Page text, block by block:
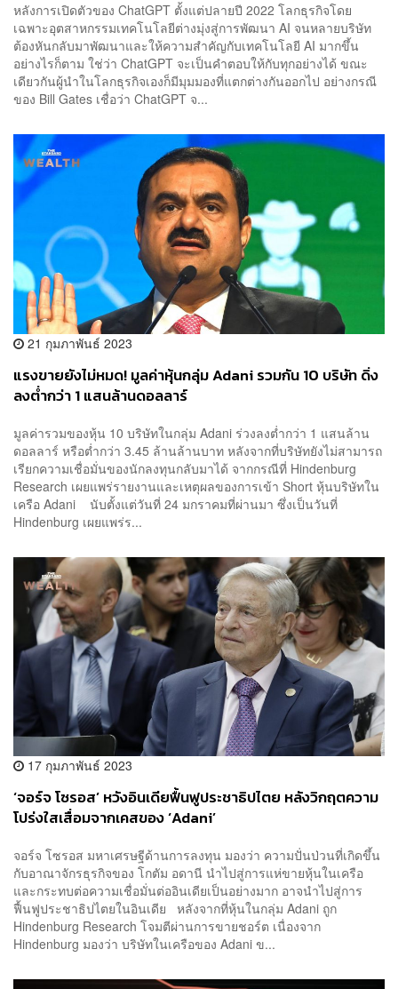
หลังการเปิดตัวของ ChatGPT ตั้งแต่ปลายปี 2022 โลกธุรกิจโดย
เฉพาะอุตสาหกรรมเทคโนโลยีต่างมุ่งสู่การพัฒนา AI จนหลายบริษัท
ต้องหันกลับมาพัฒนาและให้ความสำคัญกับเทคโนโลยี AI มากขึ้น
อย่างไรก็ตาม ใช่ว่า ChatGPT จะเป็นคำตอบให้กับทุกอย่างได้ ขณะ
เดียวกันผู้นำในโลกธุรกิจเองก็มีมุมมองที่แตกต่างกันออกไป อย่างกรณี
ของ Bill Gates เชื่อว่า ChatGPT จ...
21 กุมภาพันธ์ 2023
แรงขายยังไม่หมด! มูลค่าหุ้นกลุ่ม Adani รวมกัน 10 บริษัท ดิ่ง
ลงต่ำกว่า 1 แสนล้านดอลลาร์
มูลค่ารวมของหุ้น 10 บริษัทในกลุ่ม Adani ร่วงลงต่ำกว่า 1 แสนล้าน
ดอลลาร์ หรือต่ำกว่า 3.45 ล้านล้านบาท หลังจากที่บริษัทยังไม่สามารถ
เรียกความเชื่อมั่นของนักลงทุนกลับมาได้ จากกรณีที่ Hindenburg
Research เผยแพร่รายงานและเหตุผลของการเข้า Short หุ้นบริษัทใน
เครือ Adani นับตั้งแต่วันที่ 24 มกราคมที่ผ่านมา ซึ่งเป็นวันที่
Hindenburg เผยแพร่ร...
17 กุมภาพันธ์ 2023
‘จอร์จ โซรอส’ หวังอินเดียฟื้นฟูประชาธิปไตย หลังวิกฤตความ
โปร่งใสเสื่อมจากเคสของ ‘Adani’
จอร์จ โซรอส มหาเศรษฐีด้านการลงทุน มองว่า ความปั่นป่วนที่เกิดขึ้น
กับอาณาจักรธุรกิจของ โกตัม อดานี นำไปสู่การแห่ขายหุ้นในเครือ
และกระทบต่อความเชื่อมั่นต่ออินเดียเป็นอย่างมาก อาจนำไปสู่การ
ฟื้นฟูประชาธิปไตยในอินเดีย หลังจากที่หุ้นในกลุ่ม Adani ถูก
Hindenburg Research โจมตีผ่านการขายชอร์ต เนื่องจาก
Hindenburg มองว่า บริษัทในเครือของ Adani ข...